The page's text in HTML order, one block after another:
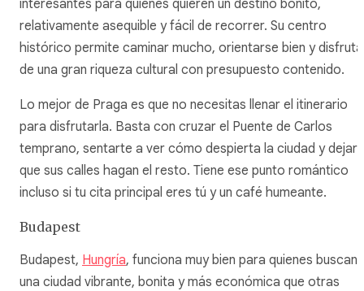
interesantes para quienes quieren un destino bonito,
relativamente asequible y fácil de recorrer. Su centro
histórico permite caminar mucho, orientarse bien y
de una gran riqueza cultural con presupuesto contenido.
Lo mejor de Praga es que no necesitas llenar el itinerario
para disfrutarla. Basta con cruzar el Puente de Carlos
temprano, sentarte a ver cómo despierta la ciudad y dejar
que sus calles hagan el resto. Tiene ese punto romántico
incluso si tu cita principal eres tú y un café humeante.
Budapest
Budapest, Hungría, funciona muy bien para quienes buscan
una ciudad vibrante, bonita y más económica que otras